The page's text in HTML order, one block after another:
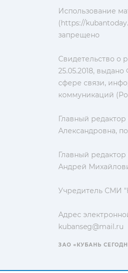
Использование
(https://
запрещено
Свидетельство о
25.05.2018,
сфере связи,
коммуникаций
Главный
Александровна,
Главный редактор
Андрей
Учредитель СМИ
Адрес
kubanseg@mail.ru
ЗАО «КУБАНЬ